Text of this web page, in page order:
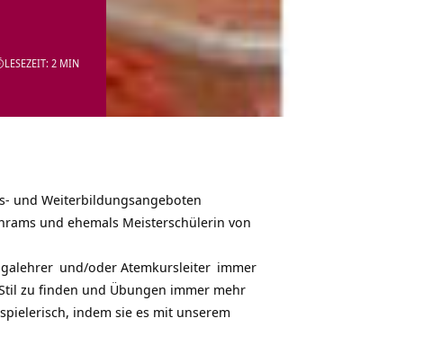
LESEZEIT: 2 MIN
und Weiterbildungsangeboten
und ehemals Meisterschülerin von
und/oder Atemkursleiter immer
zu finden und Übungen immer mehr
indem sie es mit unserem